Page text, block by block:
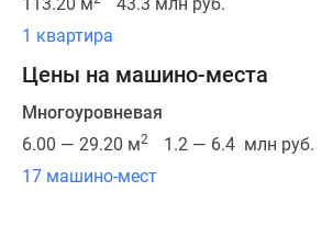
фасадной
штукатурки.
Благодаря
тому,
что
вентилируемые
фасады
1 квартира
Цены на машино-места
Многоуровневая
6.00 — 29.20 м2
1.2 — 6.4 млн руб.
17 машино-мест